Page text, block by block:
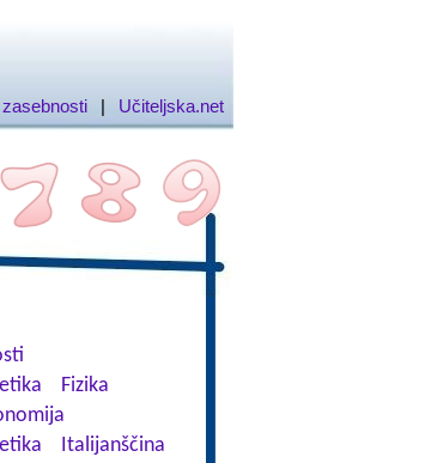
| Učiteljska.net
Fizika
Italijanščina